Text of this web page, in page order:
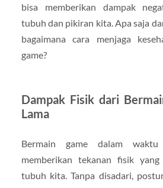
bisa memberikan dampak
tubuh dan pikiran kita. Apa saja
bagaimana cara menjaga
game?
Dampak Fisik dari
Lama
Bermain game dalam
memberikan tekanan fisik
tubuh kita. Tanpa disadari,